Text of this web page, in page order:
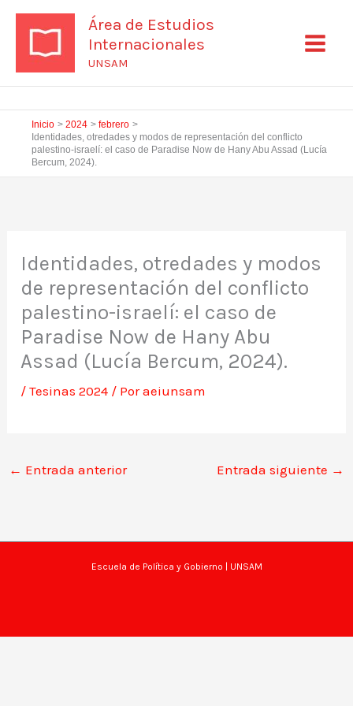
contenido
Área de Estudios
Internacionales
UNSAM
Inicio 2024
febrero
Identidades, otredades y modos de representación del conflicto
palestino-israelí: el caso de Paradise Now de Hany Abu Assad (Lucía
Bercum, 2024).
Identidades, otredades y modos
de representación del conflicto
palestino-israelí: el caso de
Paradise Now de Hany Abu
Assad (Lucía Bercum, 2024).
/Tesinas 2024 / Poraeiunsam
← Entrada anterior Entrada siguiente →
Escuela de Política y Gobierno | UNSAM